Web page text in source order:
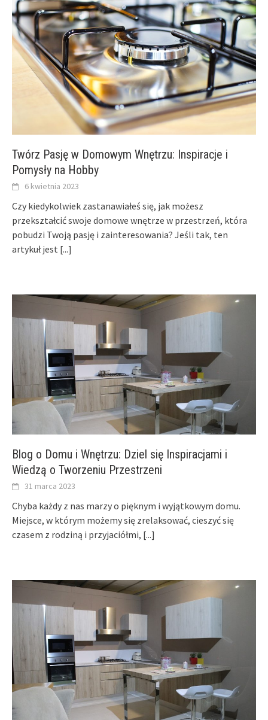
Twórz Pasję w Domowym Wnętrzu: Inspiracje i
Pomysły na Hobby
6 kwietnia 2023
Czy kiedykolwiek zastanawiałeś się, jak możesz
przekształcić swoje domowe wnętrze w przestrzeń, która
pobudzi Twoją pasję i zainteresowania? Jeśli tak, ten
artykuł jest [...]
Blog o Domu i Wnętrzu: Dziel się Inspiracjami i
Wiedzą o Tworzeniu Przestrzeni
31 marca 2023
Chyba każdy z nas marzy o pięknym i wyjątkowym domu.
Miejsce, w którym możemy się zrelaksować, cieszyć się
czasem z rodziną i przyjaciółmi, [...]